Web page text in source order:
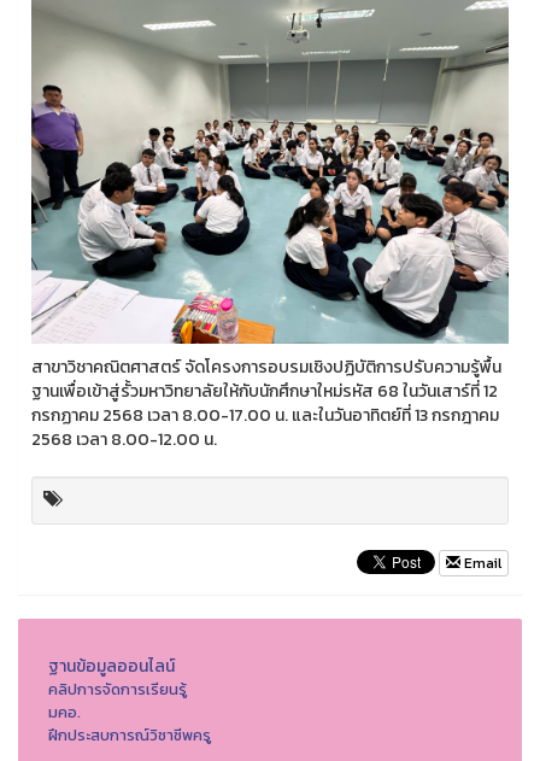
สาขาวิชาคณิตศาสตร์ จัดโครงการอบรมเชิงปฏิบัติการปรับความรู้พื้น
ฐานเพื่อเข้าสู่รั้วมหาวิทยาลัยให้กับนักศึกษาใหม่รหัส 68 ในวันเสาร์ที่ 12
กรกฏาคม 2568 เวลา 8.00-17.00 น. และในวันอาทิตย์ที่ 13 กรกฎาคม
2568 เวลา 8.00-12.00 น.
Email
ฐานข้อมูลออนไลน์
คลิปการจัดการเรียนรู้
มคอ.
ฝึกประสบการณ์วิชาชีพครู